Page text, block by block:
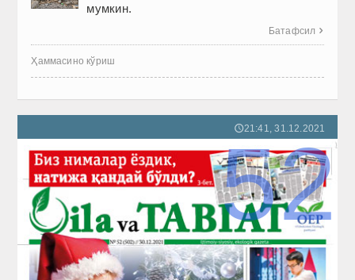
мумкин.
Батафсил 
Ҳаммасино кўриш
🕔21:41, 31.12.2021
52